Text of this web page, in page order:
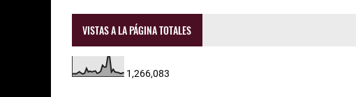
VISTAS A LA PÁGINA TOTALES
1,266,083